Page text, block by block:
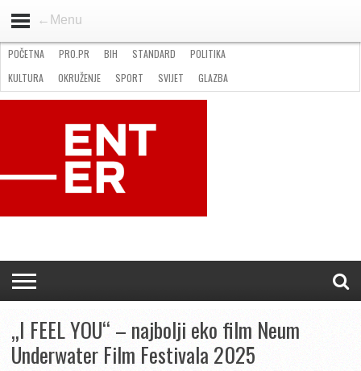
←Menu
STANDARD
GOSPODARSTVO
OKRUŽENJE
POČETNA PRO.PR BIH STANDARD
POLITIKA
KULTURA
OKRUŽENJE SPORT SVIJET
GLAZBA
NATJEČAJI
FILMING LOCATION IN BH KONTAKT
„I FEEL YOU“ – najbolji eko film Neum
Underwater Film Festivala 2025